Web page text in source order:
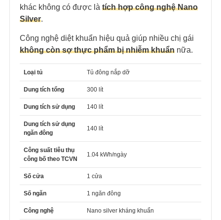
khác không có được là tích hợp công nghệ Nano
Silver.
Công nghệ diệt khuẩn hiệu quả giúp nhiều chị gái
không còn sợ thực phẩm bị nhiễm khuẩn nữa.
Loại tủ Tủ đông nắp dỡ
Dung tích tổng 300 lít
Dung tích sử dụng 140 lít
Dung tích sử dụng
ngăn đông
140 lít
Công suất tiêu thụ
công bố theo TCVN
1.04 kWh/ngày
Số cửa 1 cửa
Số ngăn 1 ngăn đông
Công nghệ Nano silver kháng khuẩn